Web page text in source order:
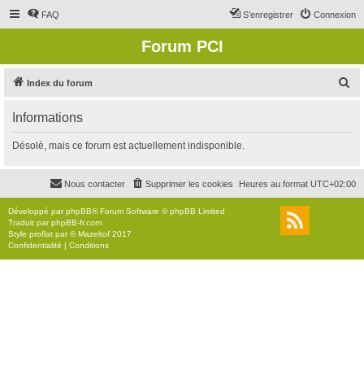
FAQ Connexion
S’enregistrer
Forum PCI
Index du forum
r
c
r
Informations
Désolé, mais ce forum est actuellement indisponible.
Heures au format UTC+02:00
Supprimer les cookies
Nous contacter
Développé parphpBB® Forum Software © phpBB Limited
Traduit parphpBB-fr.com
Style proflat par ©Mazeltof 2017
Confidentialité | Conditions